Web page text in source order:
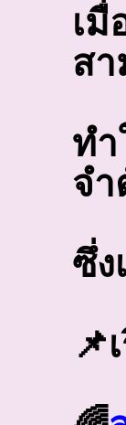
เมื่
สา
ทำ
จำ
ซึ่ง
📌